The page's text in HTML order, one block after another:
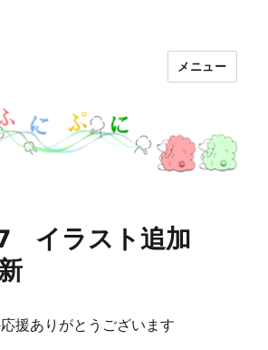
メニュー
イラスト追加
援ありがとうございます